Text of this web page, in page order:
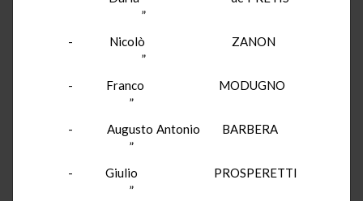
”
- Nicolò ZANON
”
- Franco MODUGNO
”
- Augusto Antonio BARBERA
”
- Giulio PROSPERETTI
”